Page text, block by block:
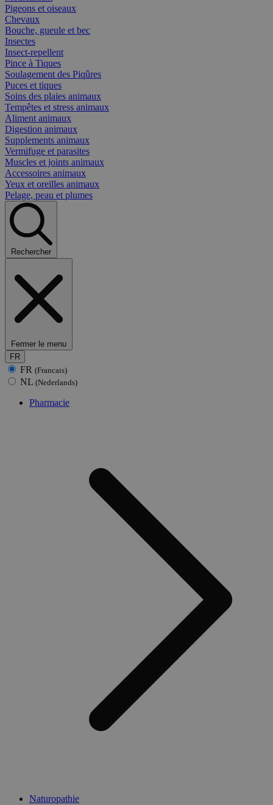
Pigeons et oiseaux
Chevaux
Bouche, gueule et bec
Insectes
Insect-repellent
Pince à Tiques
Soulagement des Piqûres
Puces et tiques
Soins des plaies animaux
Tempêtes et stress animaux
Aliment animaux
Digestion animaux
Supplements animaux
Vermifuge et parasites
Muscles et joints animaux
Accessoires animaux
Yeux et oreilles animaux
Pelage, peau et plumes
Rechercher
Fermer le menu
FR
FR (Francais)
NL (Nederlands)
Pharmacie
Naturopathie